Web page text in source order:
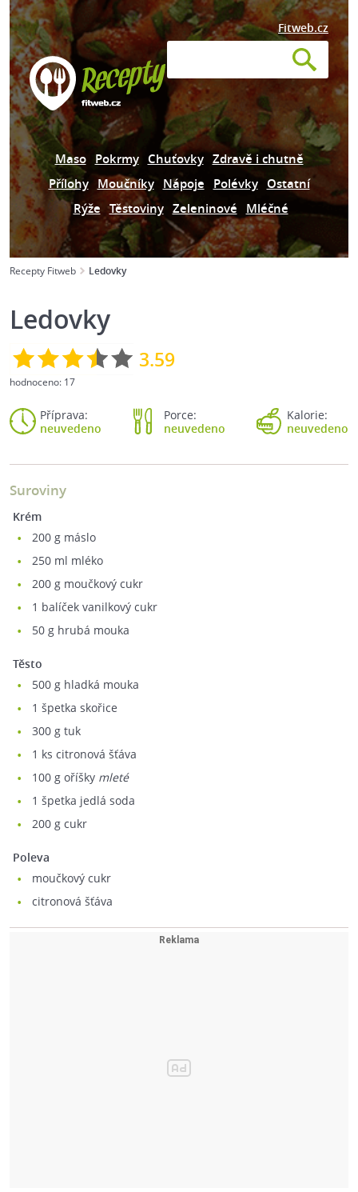
Fitweb.cz
Maso Pokrmy Chuťovky Zdravě i chutně
Přílohy Moučníky Nápoje Polévky Ostatní
Rýže Těstoviny Zeleninové Mléčné
Recepty Fitweb Ledovky
Ledovky
3.59
hodnoceno: 17
Příprava:
neuvedeno
Porce:
neuvedeno
Kalorie:
neuvedeno
Suroviny
Krém
200 g máslo
250 ml mléko
200 g moučkový cukr
1 balíček vanilkový cukr
50 g hrubá mouka
Těsto
500 g hladká mouka
1 špetka skořice
300 g tuk
1 ks citronová šťáva
100 g oříšky mleté
1 špetka jedlá soda
200 g cukr
Poleva
moučkový cukr
citronová šťáva